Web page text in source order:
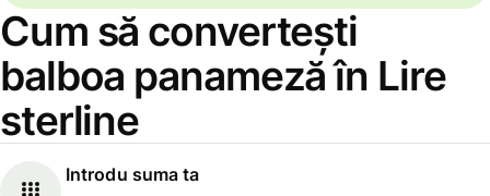
Cum să convertești
balboa panameză în Lire
sterline
Introdu suma ta